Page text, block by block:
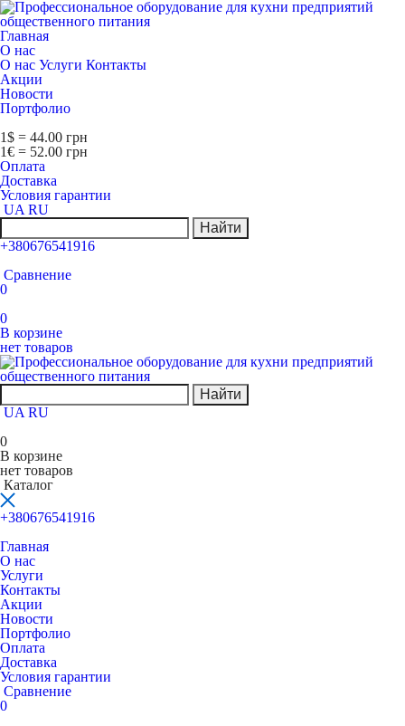
Главная
О нас
О нас Услуги Контакты
Акции
Новости
Портфолио
1$ = 44.00 грн
1€ = 52.00 грн
Оплата
Доставка
Условия гарантии
UA RU
Найти
+380676541916
Сравнение
0
0
В корзине
нет товаров
Найти
UA RU
0
В корзине
нет товаров
Каталог
+380676541916
Главная
О нас
Услуги
Контакты
Акции
Новости
Портфолио
Оплата
Доставка
Условия гарантии
Сравнение
0